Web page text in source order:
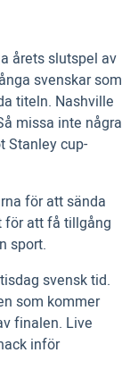
årets slutspel av
svenskar som
titeln. Nashville
missa inte några
Stanley cup-
för att sända
för att få tillgång
sport.
svensk tid.
som kommer
finalen. Live
inför